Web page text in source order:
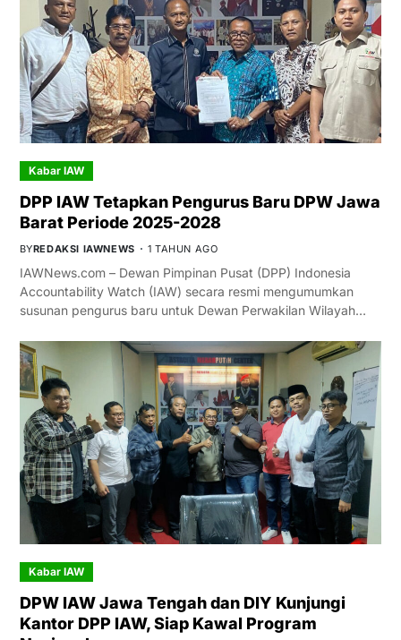
Kabar IAW
DPP IAW Tetapkan Pengurus Baru DPW Jawa
Barat Periode 2025-2028
BYREDAKSI IAWNEWS 1 TAHUN AGO
IAWNews.com – Dewan Pimpinan Pusat (DPP) Indonesia
Accountability Watch (IAW) secara resmi mengumumkan
susunan pengurus baru untuk Dewan Perwakilan Wilayah…
Kabar IAW
DPW IAW Jawa Tengah dan DIY Kunjungi
Kantor DPP IAW, Siap Kawal Program